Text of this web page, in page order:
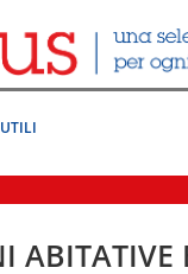
ABITATIVE